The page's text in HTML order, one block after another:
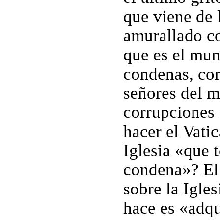
que viene de
amurallado
que es el
condenas,
señores del
corrupciones
hacer el
Iglesia «que
condena»?
sobre la
hace es